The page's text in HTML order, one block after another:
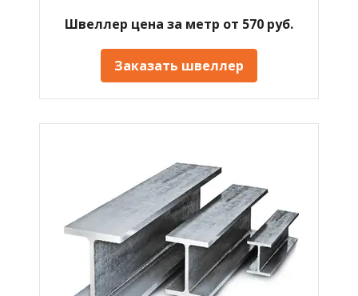
Швеллер цена за метр от 570 руб.
Заказать швеллер